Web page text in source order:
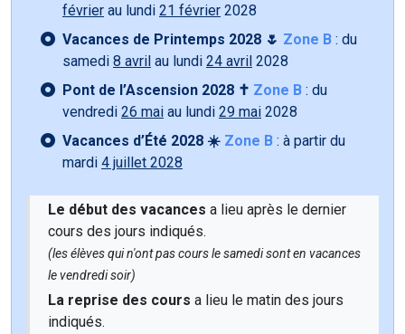
février au lundi 21 février 2028
Vacances de Printemps 2028 🌷 Zone B : du
samedi 8 avril au lundi 24 avril 2028
Pont de l’Ascension 2028 ✝️ Zone B : du
vendredi 26 mai au lundi 29 mai 2028
Vacances d’Été 2028 ☀️ Zone B : à partir du
mardi 4 juillet 2028
Le début des vacances a lieu après le dernier
cours des jours indiqués.
(les élèves qui n'ont pas cours le samedi sont en vacances
le vendredi soir)
La reprise des cours a lieu le matin des jours
indiqués.